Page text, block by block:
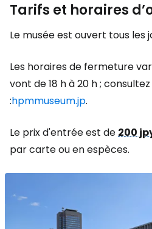
Tarifs et horaires
Le musée est ouvert tous les
Les horaires de fermeture
vont de 18 h à 20 h ;
:hpmmuseum.jp.
Le prix d'entrée est de200
par carte ou en espèces.